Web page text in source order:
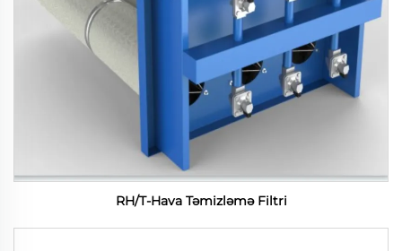
RH/T-Hava Təmizləmə Filtri